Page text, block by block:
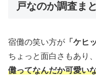
戸なのか調査ま
宿儺の笑い方が 「ケヒ
ちょっと面白さもあり
儺ってなんだか可愛い